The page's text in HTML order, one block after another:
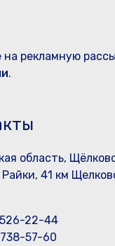
рекламную
.
область,
41 км
22-44
57-60